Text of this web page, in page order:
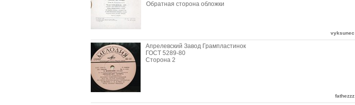
Обратная сторона обложки
vyksunec
Апрелевский Завод Грампластинок
ГОСТ 5289-80
Сторона 2
fathezzz